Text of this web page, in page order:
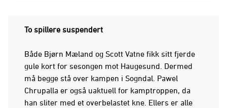
To spillere suspendert
Både Bjørn Mæland og Scott Vatne fikk sitt fjerde
gule kort for sesongen mot Haugesund. Dermed
må begge stå over kampen i Sogndal. Pawel
Chrupalla er også uaktuell for kamptroppen, da
han sliter med et overbelastet kne. Ellers er alle